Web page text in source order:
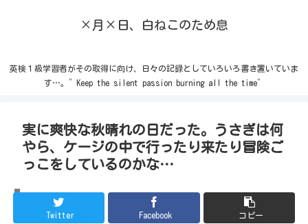
×月×日、白ねこのため息
英検１級学習者がその取得に向け、日々の記録としていろいろ書き置いていま
す…。”Keep the silent passion burning all the time”
実に爽快な秋晴れの日だった。うさぎは何
やら、ケージの中で行ったり来たり冒険ご
っこをしているのかな…
Twitter Facebook コピー